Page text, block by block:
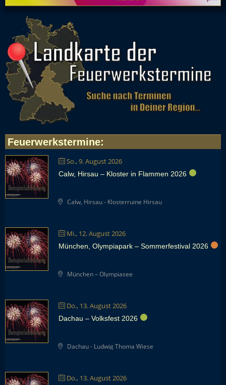
Feuerwerkstermine:
So., 9. August 2026
Calw, Hirsau – Kloster in Flammen 2026
Calw, Hirsau - Klosterruine Hirsau
Mi., 12. August 2026
München, Olympiapark – Sommerfestival 2026
München – Olympiasee
Do., 13. August 2026
Dachau – Volksfest 2026
Dachau - Ludwig Thoma Wiese
Do., 13. August 2026